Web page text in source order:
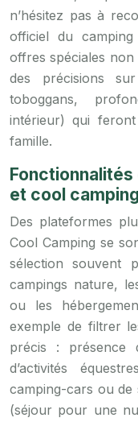
n’hésitez pas à
officiel du
offres spéciales
des précisions
toboggans,
intérieur) qui
famille.
et cool
Des plateformes
Cool Camping se
sélection souvent
campings nature,
ou les
exemple de filtrer
précis : présence
d’activités
camping-cars ou de
(séjour pour une